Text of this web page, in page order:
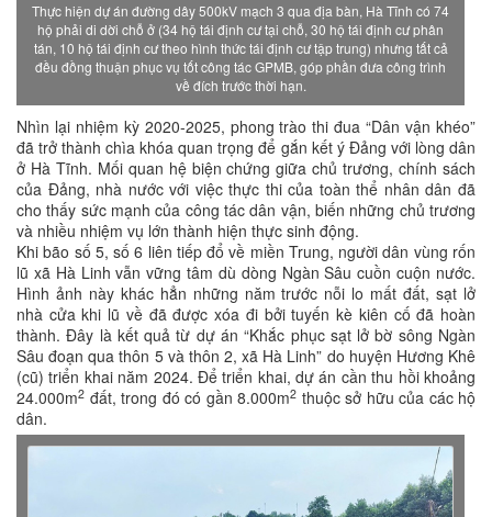
Thực hiện dự án đường dây 500kV mạch 3 qua địa bàn, Hà Tĩnh có 74
hộ phải di dời chỗ ở (34 hộ tái định cư tại chỗ, 30 hộ tái định cư phân
tán, 10 hộ tái định cư theo hình thức tái định cư tập trung) nhưng tất cả
đều đồng thuận phục vụ tốt công tác GPMB, góp phần đưa công trình
về đích trước thời hạn.
Nhìn lại nhiệm kỳ 2020-2025, phong trào thi đua “Dân vận khéo”
đã trở thành chìa khóa quan trọng để gắn kết ý Đảng với lòng dân
ở Hà Tĩnh. Mối quan hệ biện chứng giữa chủ trương, chính sách
của Đảng, nhà nước với việc thực thi của toàn thể nhân dân đã
cho thấy sức mạnh của công tác dân vận, biến những chủ trương
và nhiều nhiệm vụ lớn thành hiện thực sinh động.
Khi bão số 5, số 6 liên tiếp đổ về miền Trung, người dân vùng rốn
lũ xã Hà Linh vẫn vững tâm dù dòng Ngàn Sâu cuồn cuộn nước.
Hình ảnh này khác hẳn những năm trước nỗi lo mất đất, sạt lở
nhà cửa khi lũ về đã được xóa đi bởi tuyến kè kiên cố đã hoàn
thành. Đây là kết quả từ dự án “Khắc phục sạt lở bờ sông Ngàn
Sâu đoạn qua thôn 5 và thôn 2, xã Hà Linh” do huyện Hương Khê
(cũ) triển khai năm 2024. Để triển khai, dự án cần thu hồi khoảng
24.000m2 đất, trong đó có gần 8.000m2 thuộc sở hữu của các hộ
dân.